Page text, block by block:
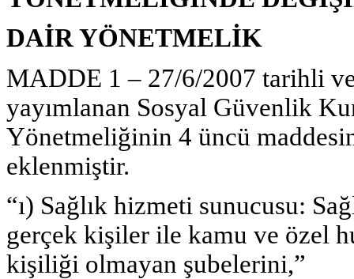
DAİR YÖNETMELİK
MADDE 1 – 27/6/2007 tarihli ve
yayımlanan Sosyal Güvenlik
Yönetmeliğinin 4 üncü
eklenmiştir.
“ı) Sağlık hizmeti sunucusu:
gerçek kişiler ile kamu ve özel
kişiliği olmayan şubelerini,”